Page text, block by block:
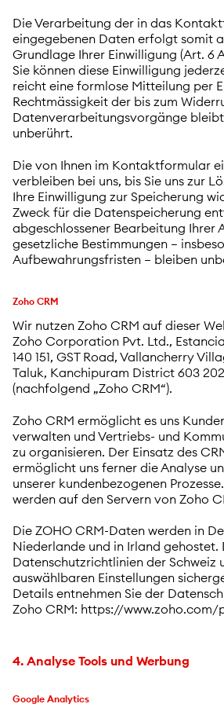
Die Verarbeitung der in das
eingegebenen Daten erfolgt somit
Grundlage Ihrer Einwilligung (Art. 6
Sie können diese Einwilligung
reicht eine formlose Mitteilung per
Rechtmässigkeit der bis zum
Datenverarbeitungsvorgänge
unberührt.
Die von Ihnen im Kontaktformular
verbleiben bei uns, bis Sie uns zur
Ihre Einwilligung zur Speicherung
Zweck für die Datenspeicherung
abgeschlossener Bearbeitung Ihrer
gesetzliche Bestimmungen –
Aufbewahrungsfristen – bleiben
Zoho CRM
Wir nutzen Zoho CRM auf dieser
Zoho Corporation Pvt. Ltd.,
140 151, GST Road, Vallancherry
Taluk, Kanchipuram District 603
(nachfolgend „Zoho CRM“).
Zoho CRM ermöglicht es uns
verwalten und Vertriebs- und
zu organisieren. Der Einsatz des
ermöglicht uns ferner die Analyse
unserer kundenbezogenen
werden auf den Servern von Zoho
Die ZOHO CRM-Daten werden in
Niederlande und in Irland gehostet.
Datenschutzrichtlinien der Schweiz
auswählbaren Einstellungen
Details entnehmen Sie der
Zoho CRM: https://www.zoho.com/
4. Analyse Tools und Werbung
Google Analytics